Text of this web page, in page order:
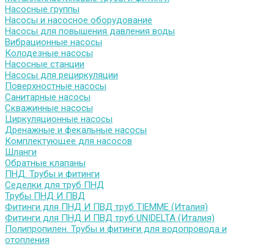
Насосные группы
Насосы и насосное оборудование
Насосы для повышения давления воды
Вибрационные насосы
Колодезные насосы
Насосные станции
Насосы для рециркуляции
Поверхностные насосы
Санитарные насосы
Скважинные насосы
Циркуляционные насосы
Дренажные и фекальные насосы
Комплектующее для насосов
Шланги
Обратные клапаны
ПНД. Трубы и фитинги
Седелки для труб ПНД
Трубы ПНД И ПВД
Фитинги для ПНД И ПВД труб TIEMME (Италия)
Фитинги для ПНД И ПВД труб UNIDELTA (Италия)
Полипропилен. Трубы и фитинги для водопровода и
отопления